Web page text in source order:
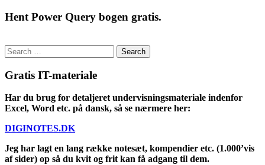
Hent Power Query bogen gratis.
Search
for:
Gratis IT-materiale
Har du brug for detaljeret undervisningsmateriale indenfor
Excel, Word etc. på dansk, så se nærmere her:
DIGINOTES.DK
Jeg har lagt en lang række notesæt, kompendier etc. (1.000’vis
af sider) op så du kvit og frit kan få adgang til dem.